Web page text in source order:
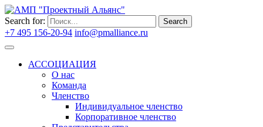
Search for: Search
+7 495 156-20-94 info@pmalliance.ru
АССОЦИАЦИЯ
О нас
Команда
Членство
Индивидуальное членство
Корпоративное членство